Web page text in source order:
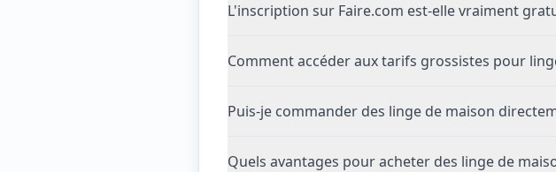
L'inscription sur Faire.com est-elle vraiment
Comment accéder aux tarifs grossistes pour
Puis-je commander des linge de maison
Quels avantages pour acheter des linge de